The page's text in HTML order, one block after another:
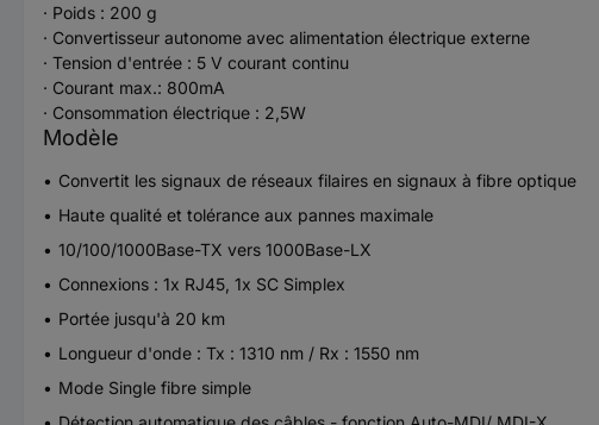
· Poids : 200 g
· Convertisseur autonome avec alimentation électrique externe
· Tension d'entrée : 5 V courant continu
· Courant max.: 800mA
· Consommation électrique : 2,5W
Modèle
Convertit les signaux de réseaux filaires en signaux à fibre optique
Haute qualité et tolérance aux pannes maximale
10/100/1000Base-TX vers 1000Base-LX
Connexions : 1x RJ45, 1x SC Simplex
Portée jusqu'à 20 km
Longueur d'onde : Tx : 1310 nm / Rx : 1550 nm
Mode Single fibre simple